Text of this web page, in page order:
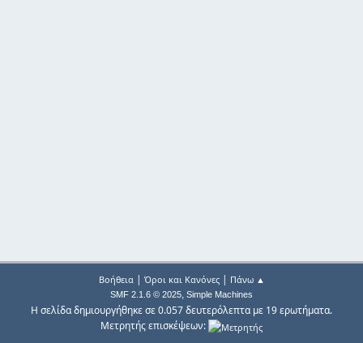
Βοήθεια| Όροι και Κανόνες| Πάνω ▲
SMF 2.1.6 © 2025, Simple Machines
Η σελίδα δημιουργήθηκε σε 0.057 δευτερόλεπτα με 19 ερωτήματα.
Μετρητής επισκέψεων: